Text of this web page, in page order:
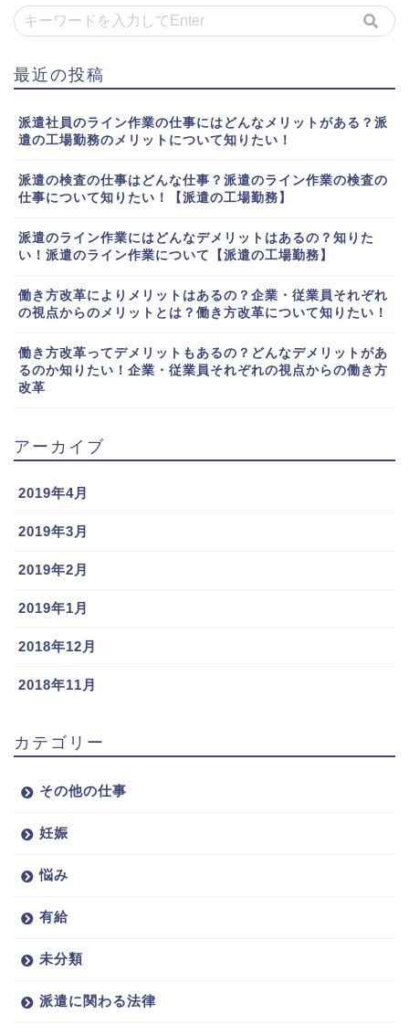
最近の投稿
派遣社員のライン作業の仕事にはどんなメリットがある？派
遣の工場勤務のメリットについて知りたい！
派遣の検査の仕事はどんな仕事？派遣のライン作業の検査の
仕事について知りたい！【派遣の工場勤務】
派遣のライン作業にはどんなデメリットはあるの？知りた
い！派遣のライン作業について【派遣の工場勤務】
働き方改革によりメリットはあるの？企業・従業員それぞれ
の視点からのメリットとは？働き方改革について知りたい！
働き方改革ってデメリットもあるの？どんなデメリットがあ
るのか知りたい！企業・従業員それぞれの視点からの働き方
改革
アーカイブ
2019年4月
2019年3月
2019年2月
2019年1月
2018年12月
2018年11月
カテゴリー
その他の仕事
妊娠
悩み
有給
未分類
派遣に関わる法律